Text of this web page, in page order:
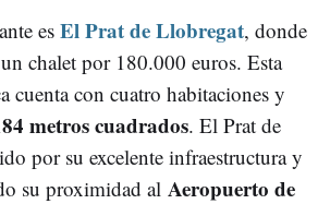
esEl Prat de Llobregat, donde
chalet por 180.000 euros. Esta
cuenta con cuatro habitaciones y
metros cuadrados. El Prat de
por su excelente infraestructura y
su proximidad al Aeropuerto de